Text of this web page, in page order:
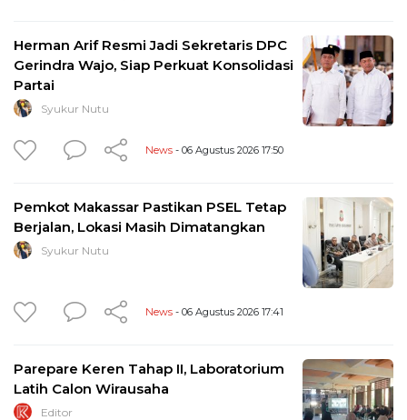
Herman Arif Resmi Jadi Sekretaris DPC
Gerindra Wajo, Siap Perkuat Konsolidasi
Partai
Syukur Nutu
News - 06 Agustus 2026 17:50
Pemkot Makassar Pastikan PSEL Tetap
Berjalan, Lokasi Masih Dimatangkan
Syukur Nutu
News - 06 Agustus 2026 17:41
Parepare Keren Tahap II, Laboratorium
Latih Calon Wirausaha
Editor